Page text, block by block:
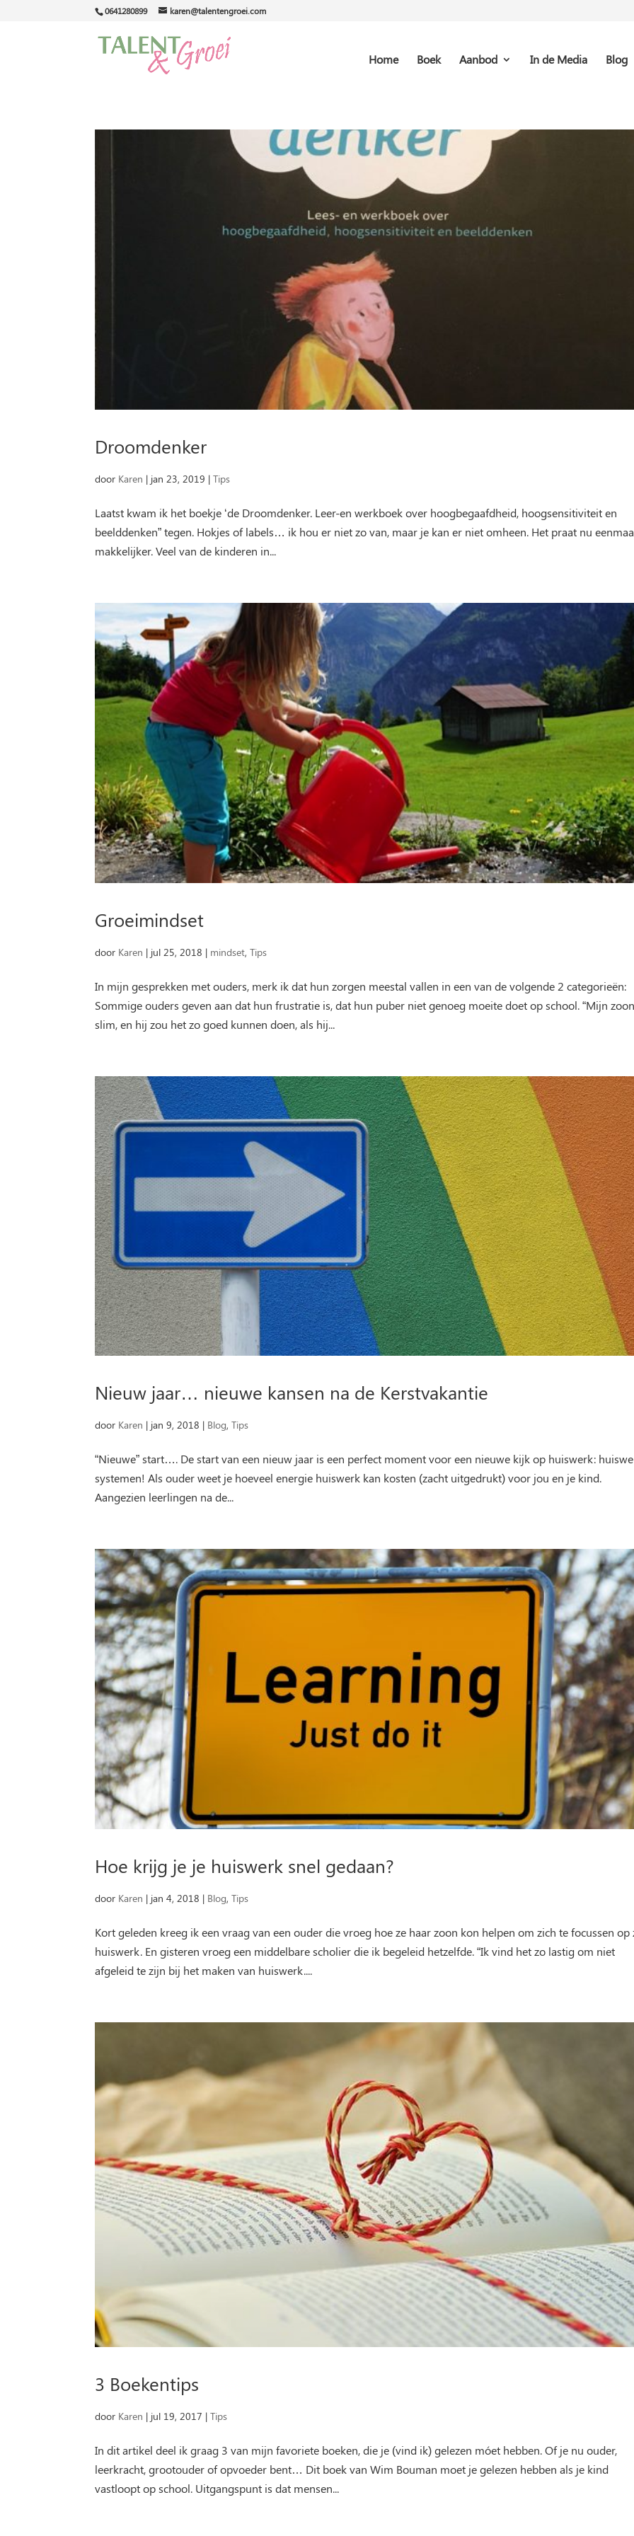
0641280899 karen@talentengroei.com
Home Boek Aanbod In de Media Blog
Droomdenker
door Karen | jan 23, 2019 |Tips
Laatst kwam ik het boekje ‘de Droomdenker. Leer-en werkboek over hoogbegaafdheid, hoogsensitiviteit en
beelddenken” tegen. Hokjes of labels… ik hou er niet zo van, maar je kan er niet omheen. Het praat nu
makkelijker. Veel van de kinderen in...
Groeimindset
door Karen | jul 25, 2018 | mindset,Tips
In mijn gesprekken met ouders, merk ik dat hun zorgen meestal vallen in een van de volgende 2 categorieën:
Sommige ouders geven aan dat hun frustratie is, dat hun puber niet genoeg moeite doet op school. “Mijn
slim, en hij zou het zo goed kunnen doen, als hij...
Nieuw jaar… nieuwe kansen na de Kerstvakantie
door Karen | jan 9, 2018 | Blog,Tips
“Nieuwe” start…. De start van een nieuw jaar is een perfect moment voor een nieuwe kijk op huiswerk:
systemen! Als ouder weet je hoeveel energie huiswerk kan kosten (zacht uitgedrukt) voor jou en je kind.
Aangezien leerlingen na de...
Hoe krijg je je huiswerk snel gedaan?
door Karen | jan 4, 2018 | Blog,Tips
Kort geleden kreeg ik een vraag van een ouder die vroeg hoe ze haar zoon kon helpen om zich te focussen op
huiswerk. En gisteren vroeg een middelbare scholier die ik begeleid hetzelfde. “Ik vind het zo lastig om niet
afgeleid te zijn bij het maken van huiswerk....
3 Boekentips
door Karen | jul 19, 2017 |Tips
In dit artikel deel ik graag 3 van mijn favoriete boeken, die je (vind ik) gelezen móet hebben. Of je nu ouder,
leerkracht, grootouder of opvoeder bent… Dit boek van Wim Bouman moet je gelezen hebben als je kind
vastloopt op school. Uitgangspunt is dat mensen...